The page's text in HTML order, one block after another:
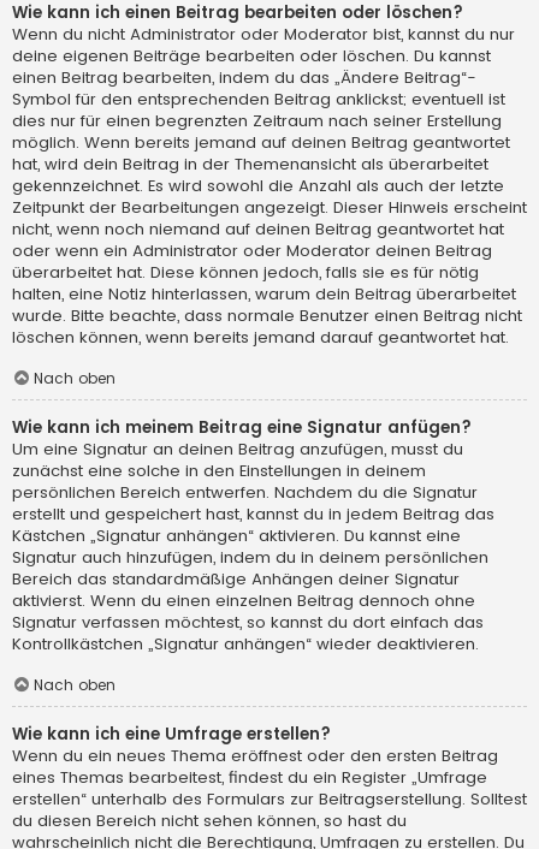
Wie kann ich einen Beitrag bearbeiten oder löschen?
Wenn du nicht Administrator oder Moderator bist, kannst du nur
deine eigenen Beiträge bearbeiten oder löschen. Du kannst
einen Beitrag bearbeiten, indem du das „Ändere Beitrag“-
Symbol für den entsprechenden Beitrag anklickst; eventuell ist
dies nur für einen begrenzten Zeitraum nach seiner Erstellung
möglich. Wenn bereits jemand auf deinen Beitrag geantwortet
hat, wird dein Beitrag in der Themenansicht als überarbeitet
gekennzeichnet. Es wird sowohl die Anzahl als auch der letzte
Zeitpunkt der Bearbeitungen angezeigt. Dieser Hinweis erscheint
nicht, wenn noch niemand auf deinen Beitrag geantwortet hat
oder wenn ein Administrator oder Moderator deinen Beitrag
überarbeitet hat. Diese können jedoch, falls sie es für nötig
halten, eine Notiz hinterlassen, warum dein Beitrag überarbeitet
wurde. Bitte beachte, dass normale Benutzer einen Beitrag nicht
löschen können, wenn bereits jemand darauf geantwortet hat.
Nach oben
Wie kann ich meinem Beitrag eine Signatur anfügen?
Um eine Signatur an deinen Beitrag anzufügen, musst du
zunächst eine solche in den Einstellungen in deinem
persönlichen Bereich entwerfen. Nachdem du die Signatur
erstellt und gespeichert hast, kannst du in jedem Beitrag das
Kästchen „Signatur anhängen“ aktivieren. Du kannst eine
Signatur auch hinzufügen, indem du in deinem persönlichen
Bereich das standardmäßige Anhängen deiner Signatur
aktivierst. Wenn du einen einzelnen Beitrag dennoch ohne
Signatur verfassen möchtest, so kannst du dort einfach das
Kontrollkästchen „Signatur anhängen“ wieder deaktivieren.
Nach oben
Wie kann ich eine Umfrage erstellen?
Wenn du ein neues Thema eröffnest oder den ersten Beitrag
eines Themas bearbeitest, findest du ein Register „Umfrage
erstellen“ unterhalb des Formulars zur Beitragserstellung. Solltest
du diesen Bereich nicht sehen können, so hast du
wahrscheinlich nicht die Berechtigung, Umfragen zu erstellen. Du